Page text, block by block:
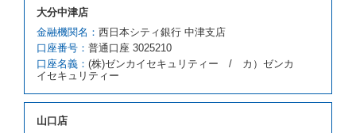
借受人は、第１項の代替レンタカーの貸渡しの申入れ
を拒絶し、予約を取り消すことができるものとしま
す。
前項の場合、第１項の貸渡しをすることができない原
因が、当社の責に帰する事由によるときには第４条第
４項の予約の取消しとして取り扱い、当社は受領済の
予約申込金を返還するものとします。
原因が、当社の責に帰さない事由による時には第４条
大分中津店
金融機関名： 西日本シティ銀行 中津支店
口座番号： 普通口座 3025210
口座名義： (株)ゼンカイセキュリティー / カ）ゼンカ
イセキュリティー
山口店